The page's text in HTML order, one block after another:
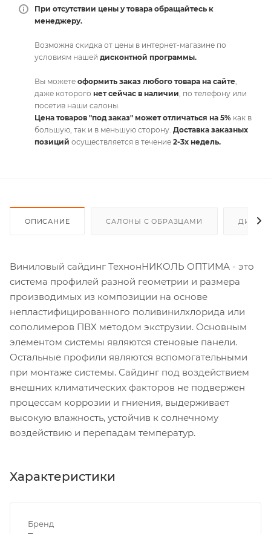
При отсутствии цены у товара обращайтесь к
менеджеру.
Возможна скидка от цены в интернет-магазине по
условиям нашей дисконтной программы.
Вы можете оформить заказ любого товара на сайте,
даже которого нет сейчас в наличии, по телефону или
посетив наши салоны.
Цена товаров "под заказ" может отличаться на 5% как в
большую, так и в меньшую сторону. Доставка заказных
позиций осуществляется в течение 2-3х недель.
ОПИСАНИЕ САЛОНЫ С ОБРАЗЦАМИ
Виниловый сайдинг ТехнонНИКОЛЬ ОПТИМА - это
система профилей разной геометрии и размера
производимых из композиции на основе
непластифицированного поливинилхлорида или
сополимеров ПВХ методом экструзии. Основным
элементом системы являются стеновые панели.
Остальные профили являются вспомогательными
при монтаже системы. Сайдинг под воздействием
внешних климатических факторов не подвержен
процессам коррозии и гниения, выдерживает
высокую влажность, устойчив к солнечному
воздействию и перепадам температур.
Характеристики
Бренд